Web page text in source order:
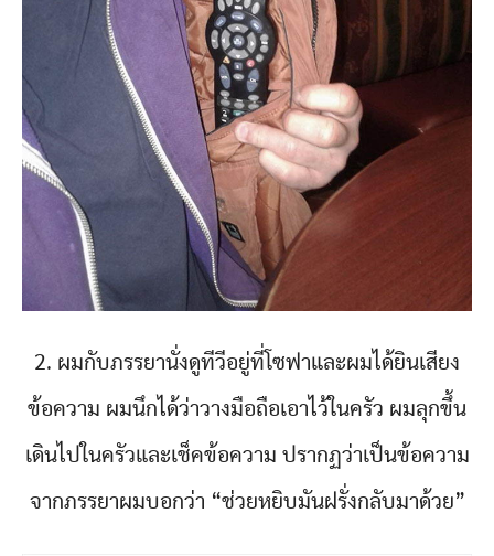
2. ผมกับภรรยานั่งดูทีวีอยู่ที่โซฟาและผมได้ยินเสียง
ข้อความ ผมนึกได้ว่าวางมือถือเอาไว้ในครัว ผมลุกขึ้น
เดินไปในครัวและเช็คข้อความ ปรากฏว่าเป็นข้อความ
จากภรรยาผมบอกว่า “ช่วยหยิบมันฝรั่งกลับมาด้วย”